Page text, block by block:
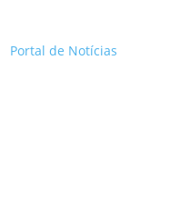
Portal de Notícias